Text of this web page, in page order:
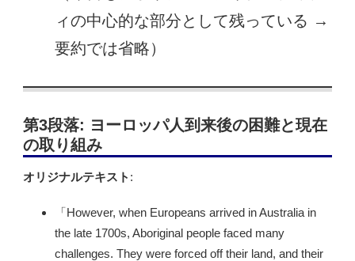
ィの中心的な部分として残っている →
要約では省略）
第3段落: ヨーロッパ人到来後の困難と現在
の取り組み
オリジナルテキスト :
「However, when Europeans arrived in Australia in
the late 1700s, Aboriginal people faced many
challenges. They were forced off their land, and their